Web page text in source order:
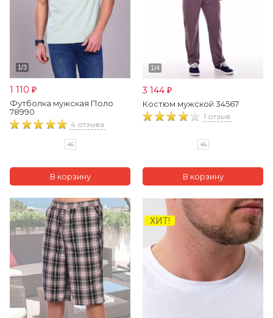
1 110 ₽
Футболка мужская Поло
78990
4 отзыва
46
3 144 ₽
Костюм мужской 34567
1 отзыв
46
ХИТ!